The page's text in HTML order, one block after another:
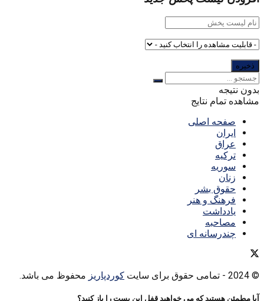
بدون نتیجه
مشاهده تمام نتایج
صفحه اصلی
ایران
عراق
ترکیه
سوریه
زنان
حقوق بشر
فرهنگ و هنر
یادداشت
مصاحبه
چندرسانه ای
© 2024 - تمامی حقوق برای سایت کوردپاریز محفوظ می باشد.
آیا مطمئن هستید که می خواهید قفل این پست را باز کنید؟